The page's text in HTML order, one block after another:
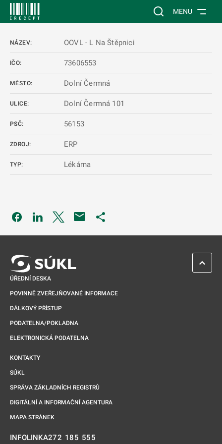
Vyhledávání na
MENU
NÁZEV: OOVL - L Na Štěpnici
IČO: 73606553
MĚSTO: Dolní Čermná
ULICE: Dolní Čermná 101
PSČ: 56153
ZDROJ: ERP
TYP: Lékárna
Odkaz se otevře na nové kartě
Odkaz se otevře na nové kartě
Odkaz se otevře na nové kartě
ÚŘEDNÍ DESKA
POVINNĚ ZVEŘEJŇOVANÉ INFORMACE
DÁLKOVÝ PŘÍSTUP
PODATELNA/POKLADNA
ELEKTRONICKÁ PODATELNA
KONTAKTY
SÚKL
SPRÁVA ZÁKLADNÍCH REGISTRŮ
DIGITÁLNÍ A INFORMAČNÍ AGENTURA
MAPA STRÁNEK
INFOLINKA272 185 555
ZPĚT